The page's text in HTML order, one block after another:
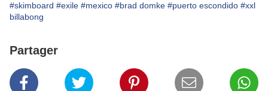
#skimboard #exile #mexico #brad domke #puerto escondido #xxl
billabong
Partager